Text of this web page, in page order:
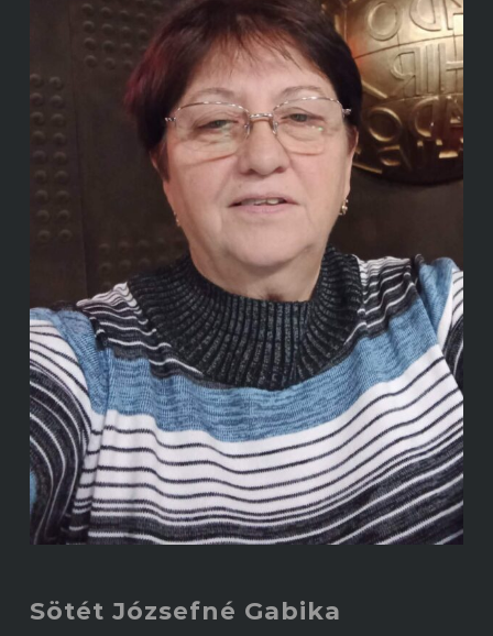
Sötét Józsefné Gabika